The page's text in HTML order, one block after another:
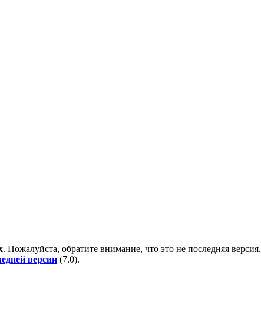
. Пожалуйста, обратите внимание, что это не последняя версия.
версии (7.0).